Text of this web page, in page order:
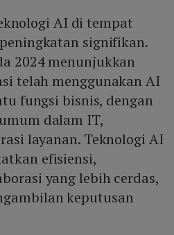
AI di tempat
signifikan.
2024 menunjukkan
telah menggunakan AI
fungsi bisnis, dengan
dalam IT,
layanan. Teknologi AI
efisiensi,
yang lebih cerdas,
keputusan